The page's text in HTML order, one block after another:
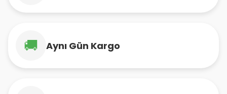
🚚 Aynı Gün Kargo